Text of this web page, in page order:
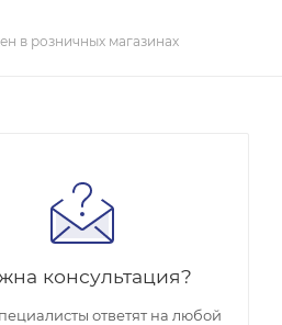
в розничных магазинах
консультация?
ответят на любой